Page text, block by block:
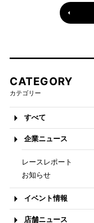
CATEGORY
カテゴリー
すべて
企業ニュース
レースレポート
お知らせ
イベント情報
店舗ニュース